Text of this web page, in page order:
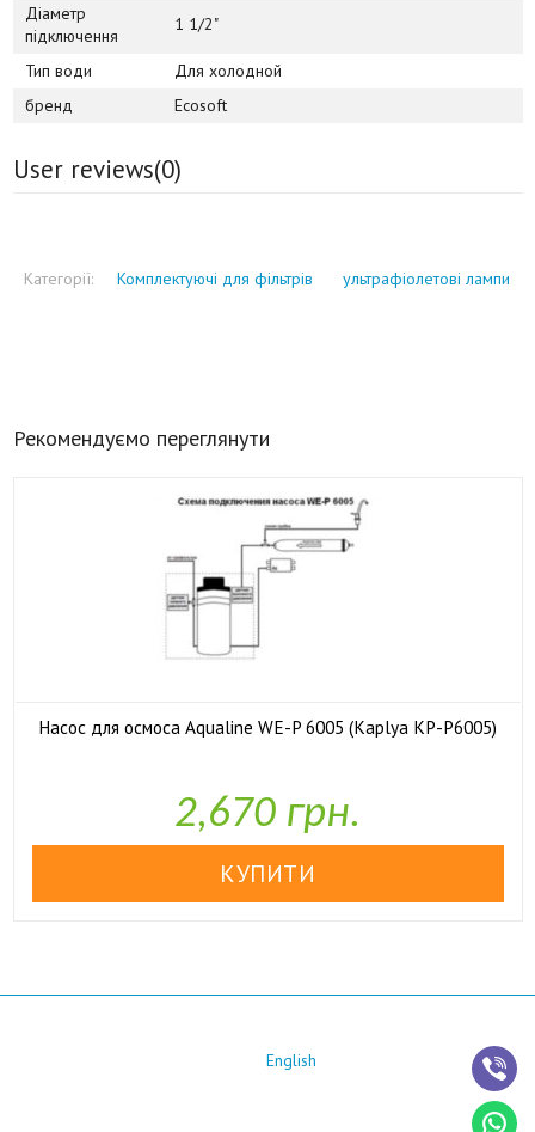
Діаметр
підключення
1 1/2"
Тип води
Для холодной
бренд
Ecosoft
User reviews(0)
Категорії: Комплектуючі для фільтрів ультрафіолетові лампи
Рекомендуємо переглянути
Насос для осмоса Aqualine WE-P 6005 (Kaplya KP-P6005)
2,670 грн.
English